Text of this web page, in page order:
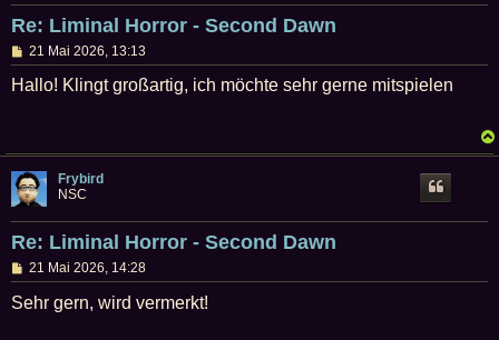
Re: Liminal Horror - Second Dawn
B
e
i
21 Mai 2026, 13:13
Hallo! Klingt großartig, ich möchte sehr gerne mitspielen
Frybird
NSC
Re: Liminal Horror - Second Dawn
B
e
i
t
21 Mai 2026, 14:28
Sehr gern, wird vermerkt!